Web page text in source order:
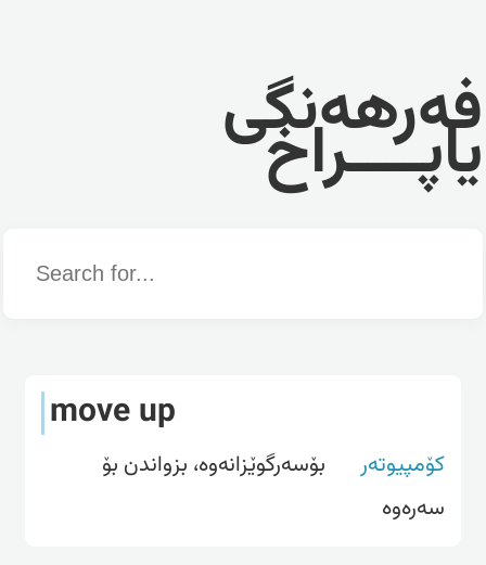
فەرهەنگی
یاپــــراخ
Word
move up
کۆمپیوتەر
بۆسه‌رگوێزانه‌وه‌، بزواندن بۆ
سه‌ره‌وه‌